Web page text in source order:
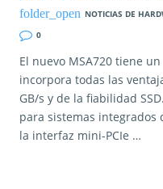
NOTICIAS DE
0
El nuevo MSA720 tiene
incorpora todas las
GB/s y de la fiabilidad
para sistemas
la interfaz mini-PCIe …